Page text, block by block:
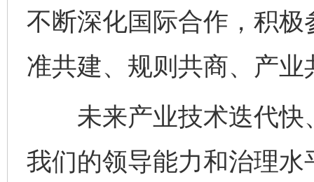
不断深化国际合作，积
准共建、规则共商、产业
未来产业技术迭代快
我们的领导能力和治理